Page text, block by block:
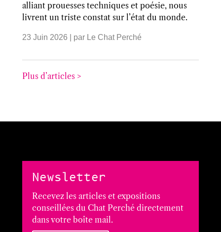
alliant prouesses techniques et poésie, nous
livrent un triste constat sur l’état du monde.
23 Juin 2026 | par Le Chat Perché
Plus d’articles >
Newsletter
Recevez les articles et expositions
conseillées du Chat Perché directement
dans votre boîte mail.